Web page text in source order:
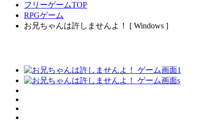
フリーゲームTOP
RPGゲーム
お兄ちゃんは許しませんよ！ [ Windows ]